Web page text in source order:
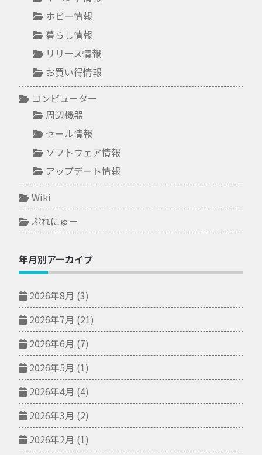
ホビー情報
暮らし情報
リリース情報
お買い得情報
コンピューター
周辺機器
セール情報
ソフトウェア情報
アップデート情報
Wiki
ぷれにゅー
年月別アーカイブ
2026年8月 (3)
2026年7月 (21)
2026年6月 (7)
2026年5月 (1)
2026年4月 (4)
2026年3月 (2)
2026年2月 (1)